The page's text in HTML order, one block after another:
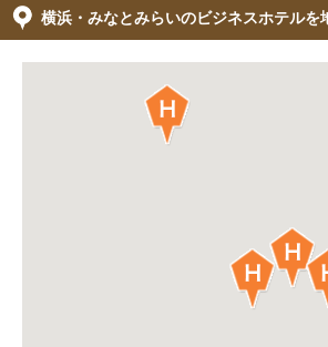
横浜・みなとみらいのビジネスホテルを